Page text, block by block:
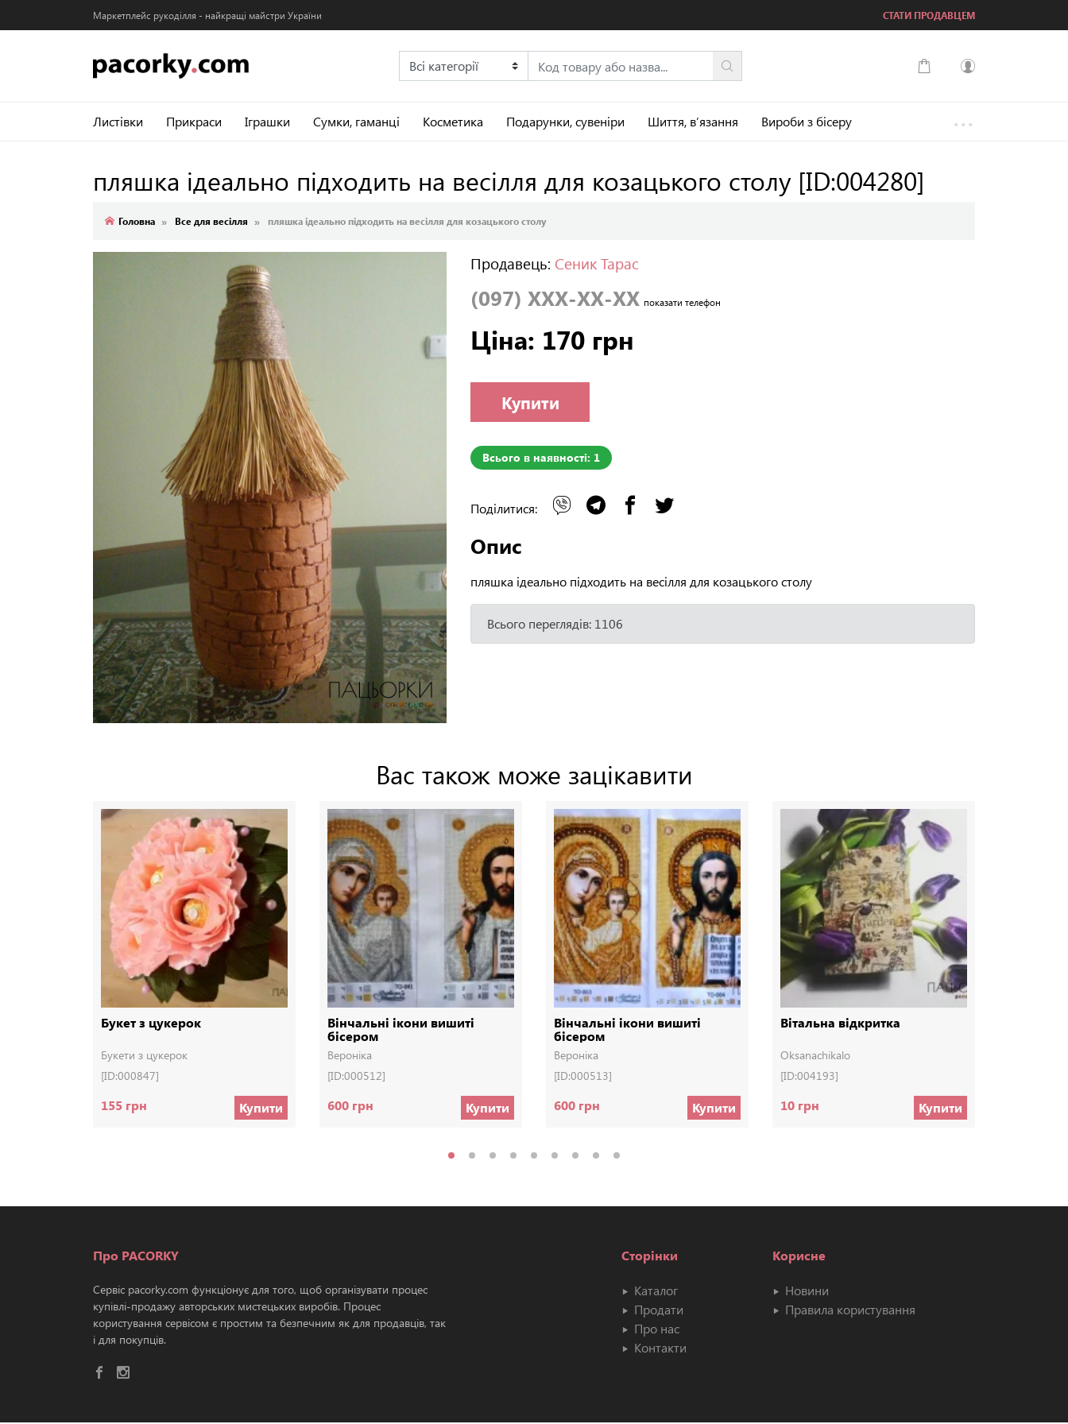
Маркетплейс рукоділля - найкращі майстри України СТАТИ ПРОДАВЦЕМ
...
Листівки Прикраси Іграшки Сумки, гаманці Косметика Подарунки, сувеніри Шиття, в’язання Вироби з бісеру
пляшка ідеально підходить на весілля для козацького столу [ID:004280]
Головна Все для весілля пляшка ідеально підходить на весілля для козацького столу
Продавець: Сеник Тарас
(097) XXX-XX-XX показати телефон
Ціна: 170 грн
Купити
Всього в наявності: 1
Поділитися:
Опис
пляшка ідеально підходить на весілля для козацького столу
Всього переглядів: 1106
Вас також може зацікавити
Букет з цукерок
Букети з цукерок
[ID:000847]
155 грн Купити
Вінчальні ікони вишиті
бісером
Вероніка
[ID:000512]
600 грн Купити
Вінчальні ікони вишиті
бісером
Вероніка
[ID:000513]
600 грн Купити
Вітальна відкритка
Oksanachikalo
[ID:004193]
10 грн Купити
Про PACORKY
Сервіс pacorky.com функціонує для того, щоб організувати процес
купівлі-продажу авторських мистецьких виробів. Процес
користування сервісом є простим та безпечним як для продавців, так
і для покупців.
Сторінки
Каталог
Продати
Про нас
Контакти
Корисне
Новини
Правила користування